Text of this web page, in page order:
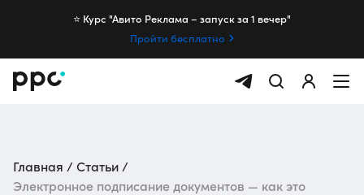
⭐️ Курс "Авито Реклама – запуск за 1 вечер"
Пройти бесплатно
Главная
Статьи
Электронное подписание документов — как это